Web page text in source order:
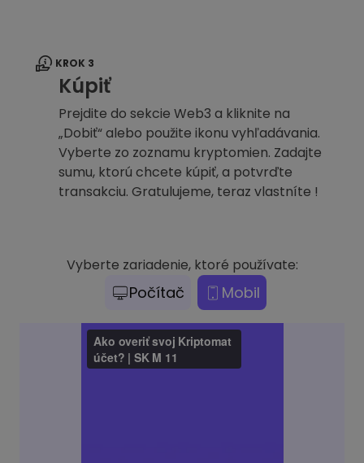
KROK 3
Kúpiť
Prejdite do sekcie Web3 a kliknite na
„Dobiť“ alebo použite ikonu vyhľadávania.
Vyberte zo zoznamu kryptomien. Zadajte
sumu, ktorú chcete kúpiť, a potvrďte
transakciu. Gratulujeme, teraz vlastníte !
Vyberte zariadenie, ktoré používate:
Počítač Mobil